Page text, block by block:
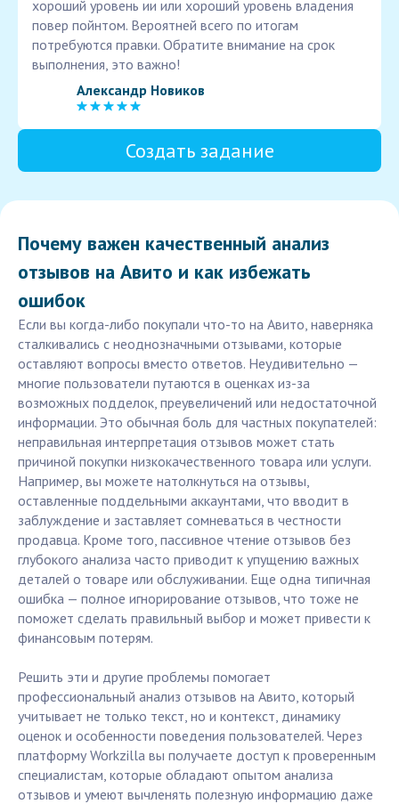
хороший уровень ии или хороший уровень владения
повер пойнтом. Вероятней всего по итогам
потребуются правки. Обратите внимание на срок
выполнения, это важно!
Александр Новиков
Создать задание
Почему важен качественный анализ
отзывов на Авито и как избежать
ошибок
Если вы когда-либо покупали что-то на Авито, наверняка
сталкивались с неоднозначными отзывами, которые
оставляют вопросы вместо ответов. Неудивительно —
многие пользователи путаются в оценках из-за
возможных подделок, преувеличений или недостаточной
информации. Это обычная боль для частных покупателей:
неправильная интерпретация отзывов может стать
причиной покупки низкокачественного товара или услуги.
Например, вы можете натолкнуться на отзывы,
оставленные поддельными аккаунтами, что вводит в
заблуждение и заставляет сомневаться в честности
продавца. Кроме того, пассивное чтение отзывов без
глубокого анализа часто приводит к упущению важных
деталей о товаре или обслуживании. Еще одна типичная
ошибка — полное игнорирование отзывов, что тоже не
поможет сделать правильный выбор и может привести к
финансовым потерям.
Решить эти и другие проблемы помогает
профессиональный анализ отзывов на Авито, который
учитывает не только текст, но и контекст, динамику
оценок и особенности поведения пользователей. Через
платформу Workzilla вы получаете доступ к проверенным
специалистам, которые обладают опытом анализа
отзывов и умеют вычленять полезную информацию даже